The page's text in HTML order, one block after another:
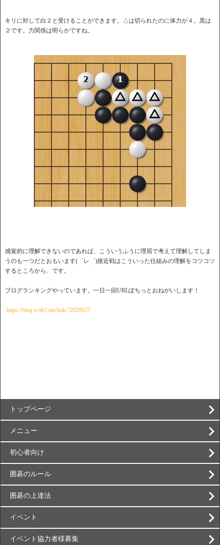
キリに対して白２と受けることができます。△は切られたのに体力が４。黒は
２です。力関係は明らかですね。
感覚的に理解できないのであれば、こういうふうに理屈で考えて理解してしま
うのも一つだとおもいます(゜レ゜)接近戦はこういった仕組みの理解をコツコツ
するところから、です。
ブログランキングやっています。一日一回URLぽちっとおねがいします！
https://blog.with2.net/link/?2028627
トップページ
メニュー
初心者向け
囲碁のルール
囲碁の上達法
イベント
イベント協力者様募集